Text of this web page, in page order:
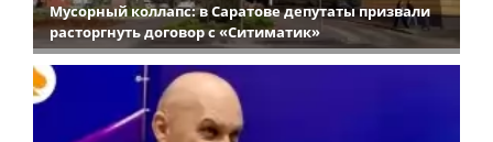
Мусорный коллапс: в Саратове депутаты призвали
расторгнуть договор с «Ситиматик»